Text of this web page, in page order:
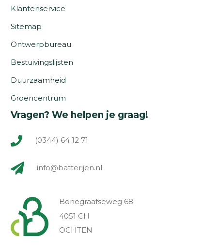
Klantenservice
Sitemap
Ontwerpbureau
Bestuivingslijsten
Duurzaamheid
Groencentrum
Vragen? We helpen je graag!
(0344) 64 12 71
info@batterijen.nl
Bonegraafseweg 68
4051 CH
OCHTEN